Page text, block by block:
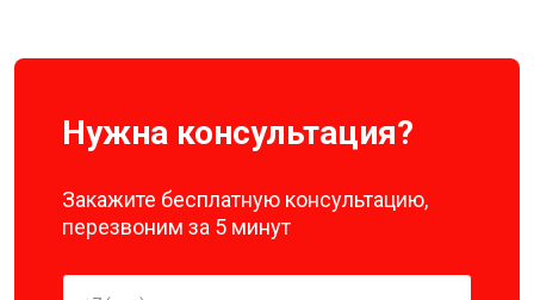
Нужна консультация?
Закажите бесплатную консультацию,
перезвоним за 5 минут